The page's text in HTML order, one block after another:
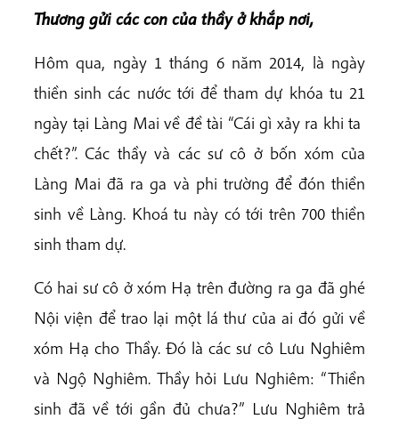
Thương gửi các con của thầy ởkhắp nơi,
Hôm qua, ngày 1 tháng 6 năm 2014, là ngày
thiền sinh các nước tới để tham dự khóa tu 21
ngày tại Làng Mai về đề tài “Cái gì xảy ra khi ta
chết?”. Các thầy và các sư cô ở bốn xóm của
Làng Mai đã ra ga và phi trường để đón thiền
sinh về Làng. Khoá tu này có tới trên 700 thiền
sinh tham dự.
Có hai sư cô ở xóm Hạ trên đường ra ga đã ghé
Nội viện để trao lại một lá thư của ai đó gửi về
xóm Hạ cho Thầy. Đó là các sư cô Lưu Nghiêm
và Ngộ Nghiêm. Thầy hỏi Lưu Nghiêm: “Thiền
sinh đã về tới gần đủ chưa?” Lưu Nghiêm trả